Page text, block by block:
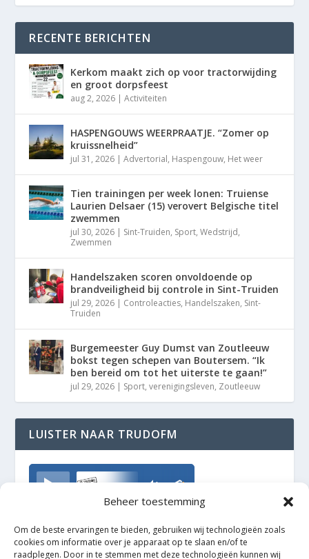
Beheer toestemming
Om de beste ervaringen te bieden, gebruiken wij technologieën zoals
cookies om informatie over je apparaat op te slaan en/of te
raadplegen. Door in te stemmen met deze technologieën kunnen wij
RECENTE BERICHTEN
Kerkom maakt zich op voor tractorwijding
en groot dorpsfeest
aug 2, 2026 |Activiteiten
HASPENGOUWS WEERPRAATJE. “Zomer op
kruissnelheid”
jul 31, 2026 |Advertorial, Haspengouw, Het weer
Tien trainingen per week lonen: Truiense
Laurien Delsaer (15) verovert Belgische titel
zwemmen
jul 30, 2026 | Sint-Truiden, Sport,Wedstrijd,
Zwemmen
Handelszaken scoren onvoldoende op
brandveiligheid bij controle in Sint-Truiden
jul 29, 2026 | Controleacties, Handelszaken, Sint-
Truiden
Burgemeester Guy Dumst van Zoutleeuw
bokst tegen schepen van Boutersem. “Ik
ben bereid om tot het uiterste te gaan!”
jul 29, 2026 | Sport,verenigingsleven, Zoutleeuw
LUISTER NAAR TRUDOFM
TrudoFM